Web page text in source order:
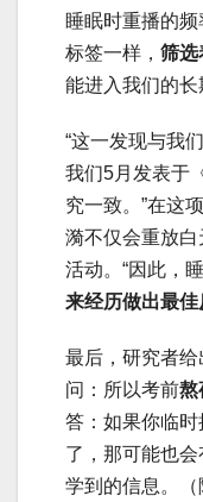
睡眠时重播的
标签一样， 筛选
能进入我们的长
“这一发现与我
我们5月发表于
究一致。”在这
漪不仅会重放白
活动。“因此，
来经历做出最佳
最后，研究者给
问：所以考前熬
答：如果你临
了，那可能也
学到的信息。